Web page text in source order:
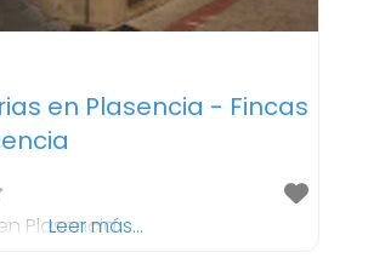
en Plasencia - Fincas
Plasencia
Leer más...